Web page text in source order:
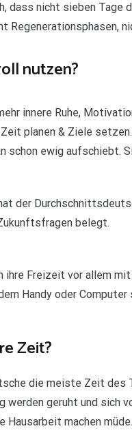
nicht sieben Tage
Regenerationsphasen,
nutzen?
innere Ruhe,
planen & Ziele
schon ewig aufschiebt.
der
belegt.
Freizeit vor allem
Handy oder
Zeit?
die meiste Zeit des
werden geruht und sich
Hausarbeit machen müde.